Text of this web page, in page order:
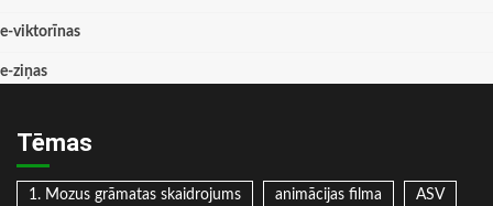
e-viktorīnas
e-ziņas
Tēmas
1. Mozus grāmatas skaidrojums animācijas filma ASV